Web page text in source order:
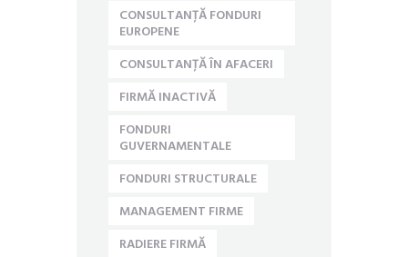
CONSULTANȚĂ FONDURI
EUROPENE
CONSULTANȚĂ ÎN AFACERI
FIRMĂ INACTIVĂ
FONDURI
GUVERNAMENTALE
FONDURI STRUCTURALE
MANAGEMENT FIRME
RADIERE FIRMĂ